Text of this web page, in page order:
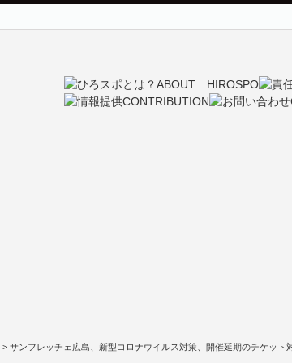
> サンフレッチェ広島、新型コロナウイルス対策、開催延期のチケット